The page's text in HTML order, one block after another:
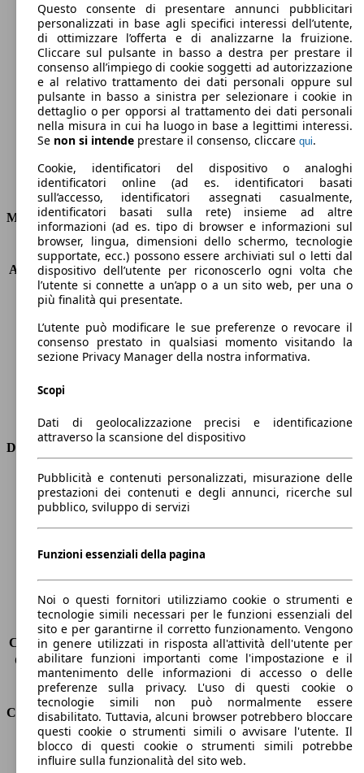
163 g/km
Emissioni di CO2 (combinato)*
Consumi
Motore e Prestazioni
KW (PS)
184 kW (250 PS)
Accelerazione (0-100 km/h)
6.8s
Velocità massima (km/h)
242 km/h
Numero di marce
8
Coppia
600 nm
Cilindrata
2987 ccm
Carburante
Diesel
Trasmissione
Dimensioni
Lunghezza
5260 mm
Altezza
1480 mm
Larghezza
Peso massimo
-
Sedili
5
Carico sul tetto
-
Capacità di traino (senza freni) -
Capacità di traino (con freni)
-
Volume del bagagliaio
530 l
Consumi
Emissioni di CO2*
163 g/km (komb.)
Consumo (urbano)
7.9 l/100km
Questo consente di presentare annunci pubblicitari
personalizzati in base agli specifici interessi dell’utente,
di ottimizzare l’offerta e di analizzarne la fruizione.
Cliccare sul pulsante in basso a destra per prestare il
consenso all’impiego di cookie soggetti ad autorizzazione
e al relativo trattamento dei dati personali oppure sul
pulsante in basso a sinistra per selezionare i cookie in
dettaglio o per opporsi al trattamento dei dati personali
nella misura in cui ha luogo in base a legittimi interessi.
Se non si intende prestare il consenso, cliccare qui.
Cookie, identificatori del dispositivo o analoghi
identificatori online (ad es. identificatori basati
sull’accesso, identificatori assegnati casualmente,
identificatori basati sulla rete) insieme ad altre
informazioni (ad es. tipo di browser e informazioni sul
browser, lingua, dimensioni dello schermo, tecnologie
supportate, ecc.) possono essere archiviati sul o letti dal
dispositivo dell’utente per riconoscerlo ogni volta che
l’utente si connette a un’app o a un sito web, per una o
più finalità qui presentate.
L’utente può modificare le sue preferenze o revocare il
consenso prestato in qualsiasi momento visitando la
sezione Privacy Manager della nostra informativa.
Scopi
Dati di geolocalizzazione precisi e identificazione
attraverso la scansione del dispositivo
Pubblicità e contenuti personalizzati, misurazione delle
prestazioni dei contenuti e degli annunci, ricerche sul
pubblico, sviluppo di servizi
Funzioni essenziali della pagina
Noi o questi fornitori utilizziamo cookie o strumenti e
tecnologie simili necessari per le funzioni essenziali del
sito e per garantirne il corretto funzionamento. Vengono
in genere utilizzati in risposta all'attività dell'utente per
abilitare funzioni importanti come l'impostazione e il
mantenimento delle informazioni di accesso o delle
preferenze sulla privacy. L'uso di questi cookie o
tecnologie simili non può normalmente essere
disabilitato. Tuttavia, alcuni browser potrebbero bloccare
questi cookie o strumenti simili o avvisare l'utente. Il
blocco di questi cookie o strumenti simili potrebbe
influire sulla funzionalità del sito web.